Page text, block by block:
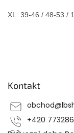
XL: 39-46 / 48-53 /
Kontakt
obchod@
+420